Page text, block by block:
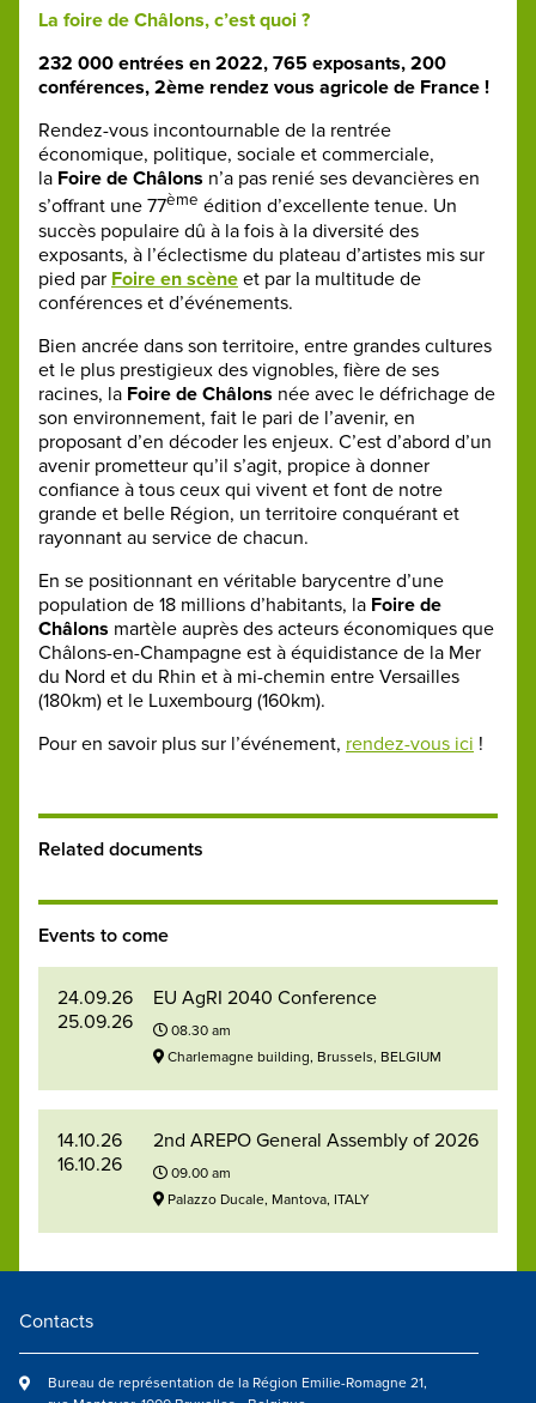
La foire de Châlons, c’est quoi ?
232 000 entrées en 2022, 765 exposants, 200
conférences, 2ème rendez vous agricole de France !
Rendez-vous incontournable de la rentrée
économique, politique, sociale et commerciale,
la Foire de Châlons n’a pas renié ses devancières en
s’offrant une 77ème édition d’excellente tenue. Un
succès populaire dû à la fois à la diversité des
exposants, à l’éclectisme du plateau d’artistes mis sur
pied par Foire en scène et par la multitude de
conférences et d’événements.
Bien ancrée dans son territoire, entre grandes cultures
et le plus prestigieux des vignobles, fière de ses
racines, la Foire de Châlons née avec le défrichage de
son environnement, fait le pari de l’avenir, en
proposant d’en décoder les enjeux. C’est d’abord d’un
avenir prometteur qu’il s’agit, propice à donner
confiance à tous ceux qui vivent et font de notre
grande et belle Région, un territoire conquérant et
rayonnant au service de chacun.
En se positionnant en véritable barycentre d’une
population de 18 millions d’habitants, la Foire de
Châlons martèle auprès des acteurs économiques que
Châlons-en-Champagne est à équidistance de la Mer
du Nord et du Rhin et à mi-chemin entre Versailles
(180km) et le Luxembourg (160km).
Pour en savoir plus sur l’événement, rendez-vous ici !
Related documents
Events to come
24.09.26
25.09.26
EU AgRI 2040 Conference
08.30 am
Charlemagne building, Brussels, BELGIUM
14.10.26
16.10.26
2nd AREPO General Assembly of 2026
09.00 am
Palazzo Ducale, Mantova, ITALY
Contacts
Bureau de représentation de la Région Emilie-Romagne 21,